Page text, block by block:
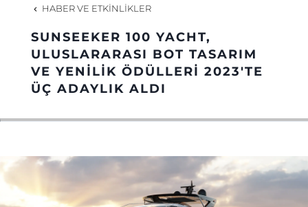
MİRAS
TEKNENIZIN PIYASA DEĞERINI
ÖĞRENIN
HABER VE ETKINLIKLER
SUNSEEKER 100 YACHT,
ULUSLARARASI BOT TASARIM
VE YENİLİK ÖDÜLLERİ 2023'TE
ÜÇ ADAYLIK ALDI